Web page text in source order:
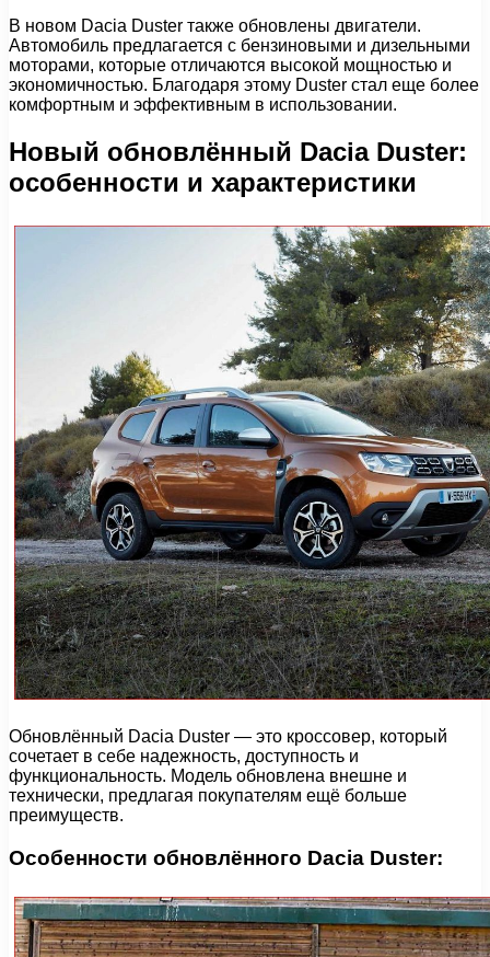
В новом Dacia Duster также обновлены двигатели.
Автомобиль предлагается с бензиновыми и дизельными
моторами, которые отличаются высокой мощностью и
экономичностью. Благодаря этому Duster стал еще более
комфортным и эффективным в использовании.
Новый обновлённый Dacia Duster:
особенности и характеристики
Обновлённый Dacia Duster — это кроссовер, который
сочетает в себе надежность, доступность и
функциональность. Модель обновлена внешне и
технически, предлагая покупателям ещё больше
преимуществ.
Особенности обновлённого Dacia Duster: